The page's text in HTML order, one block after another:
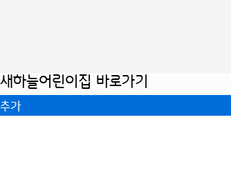
새하늘어린이집 바로가기
추가